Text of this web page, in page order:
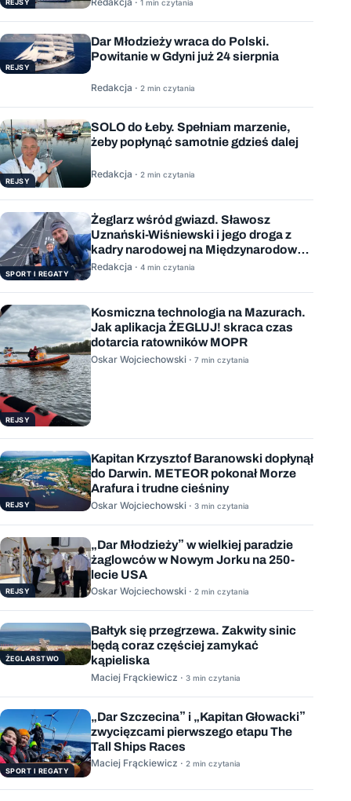
REJSY 1 min czytania
REJSY
Dar Młodzieży wraca do Polski.
Powitanie w Gdyni już 24 sierpnia
Redakcja · 2 min czytania
REJSY
SOLO do Łeby. Spełniam marzenie,
żeby popłynąć samotnie gdzieś dalej
Redakcja · 2 min czytania
SPORT I REGATY
Żeglarz wśród gwiazd. Sławosz
Uznański-Wiśniewski i jego droga z
kadry narodowej na Międzynarodową
Stację Kosmiczną
Redakcja · 4 min czytania
REJSY
Kosmiczna technologia na Mazurach.
Jak aplikacja ŻEGLUJ! skraca czas
dotarcia ratowników MOPR
Oskar Wojciechowski · 7 min czytania
REJSY
Kapitan Krzysztof Baranowski dopłynął
do Darwin. METEOR pokonał Morze
Arafura i trudne cieśniny
Oskar Wojciechowski · 3 min czytania
REJSY
„Dar Młodzieży” w wielkiej paradzie
żaglowców w Nowym Jorku na 250-
lecie USA
Oskar Wojciechowski · 2 min czytania
ŻEGLARSTWO
Bałtyk się przegrzewa. Zakwity sinic
będą coraz częściej zamykać
kąpieliska
Maciej Frąckiewicz · 3 min czytania
SPORT I REGATY
„Dar Szczecina” i „Kapitan Głowacki”
zwycięzcami pierwszego etapu The
Tall Ships Races
Maciej Frąckiewicz · 2 min czytania